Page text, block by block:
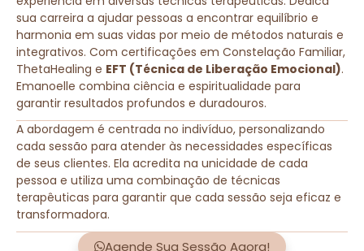
sua carreira a ajudar pessoas a encontrar equilíbrio e
harmonia em suas vidas por meio de métodos naturais e
integrativos. Com certificações em Constelação Familiar,
ThetaHealing e EFT (Técnica de Liberação Emocional).
Emanoelle combina ciência e espiritualidade para
garantir resultados profundos e duradouros.
A abordagem é centrada no indivíduo, personalizando
cada sessão para atender às necessidades específicas
de seus clientes. Ela acredita na unicidade de cada
pessoa e utiliza uma combinação de técnicas
terapêuticas para garantir que cada sessão seja eficaz e
transformadora.
Agende Sua Sessão Agora!